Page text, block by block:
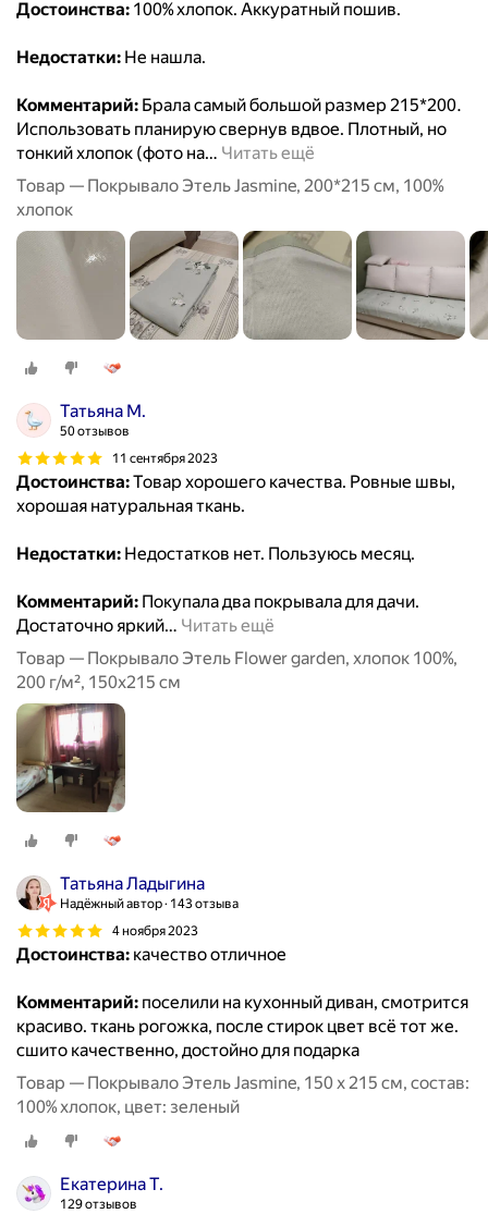
Достоинства: 100% хлопок. Аккуратный пошив.
Недостатки: Не нашла.
Комментарий: Брала самый большой размер 215*200.
Использовать планирую свернув вдвое. Плотный, но
тонкий хлопок (фото на… Читать ещё
Товар — Покрывало Этель Jasmine, 200*215 см, 100%
хлопок
Татьяна М.
50 отзывов
11 сентября 2023
Достоинства:Товар хорошего качества. Ровные швы,
хорошая натуральная ткань.
Недостатки: Недостатков нет. Пользуюсь месяц.
Комментарий: Покупала два покрывала для дачи.
Достаточно яркий… Читать ещё
Товар — Покрывало Этель Flower garden, хлопок 100%,
200 г/м², 150x215 см
Татьяна Ладыгина
Надёжный автор 143 отзыва
4 ноября 2023
Достоинства: качество отличное
Комментарий: поселили на кухонный диван, смотрится
красиво. ткань рогожка, после стирок цвет всё тот же.
сшито качественно, достойно для подарка
Товар — Покрывало Этель Jasmine, 150 х 215 см, состав:
100% хлопок, цвет: зеленый
Екатерина Т.
129 отзывов